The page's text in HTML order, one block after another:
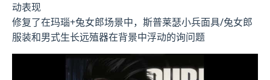
动表现
修复了在玛瑙+兔女郎场景中，斯普莱瑟小兵面具/兔女郎
服装和男式生长远殖器在背景中浮动的询问题